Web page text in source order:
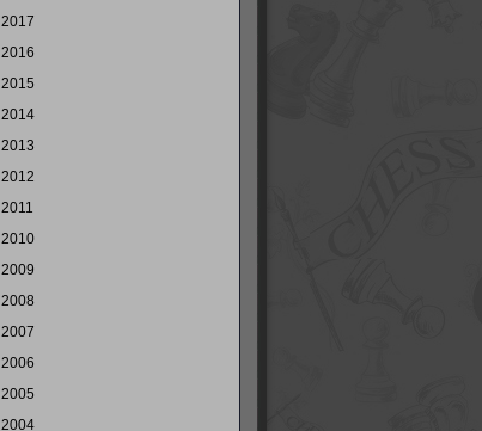
2017
2016
2015
2014
2013
2012
2011
2010
2009
2008
2007
2006
2005
2004